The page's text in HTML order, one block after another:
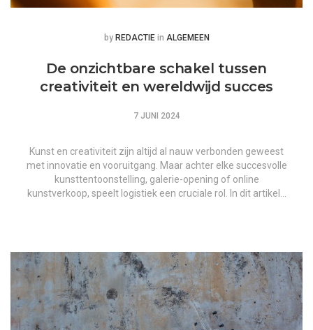
Posted
by REDACTIE Posted
in ALGEMEEN
De onzichtbare schakel tussen
creativiteit en wereldwijd succes
7 JUNI 2024
Kunst en creativiteit zijn altijd al nauw verbonden geweest
met innovatie en vooruitgang. Maar achter elke succesvolle
kunsttentoonstelling, galerie-opening of online
kunstverkoop, speelt logistiek een cruciale rol. In dit artikel…